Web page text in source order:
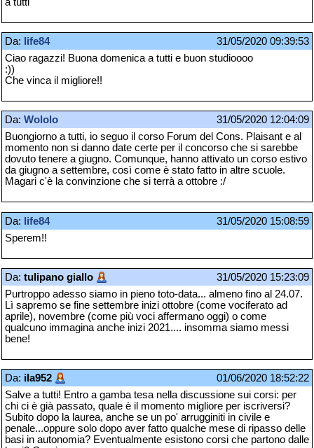
Da: life84
31/05/2020 09:39:53
Ciao ragazzi! Buona domenica a tutti e buon studioooo
:))
Che vinca il migliore!!
Da: Wololo
31/05/2020 12:04:09
Buongiorno a tutti, io seguo il corso Forum del Cons. Plaisant e al
momento non si danno date certe per il concorso che si sarebbe
dovuto tenere a giugno. Comunque, hanno attivato un corso estivo
da giugno a settembre, così come è stato fatto in altre scuole.
Magari c'è la convinzione che si terrà a ottobre :/
Da: life84
31/05/2020 15:08:59
Sperem!!
Da: tulipano giallo
31/05/2020 15:23:09
Purtroppo adesso siamo in pieno toto-data... almeno fino al 24.07.
Lì sapremo se fine settembre inizi ottobre (come vociferato ad
aprile), novembre (come più voci affermano oggi) o come
qualcuno immagina anche inizi 2021.... insomma siamo messi
bene!
Da: ila952
01/06/2020 18:52:22
Salve a tutti! Entro a gamba tesa nella discussione sui corsi: per
chi ci è già passato, quale è il momento migliore per iscriversi?
Subito dopo la laurea, anche se un po' arrugginiti in civile e
penale...oppure solo dopo aver fatto qualche mese di ripasso delle
basi in autonomia? Eventualmente esistono corsi che partono dalle